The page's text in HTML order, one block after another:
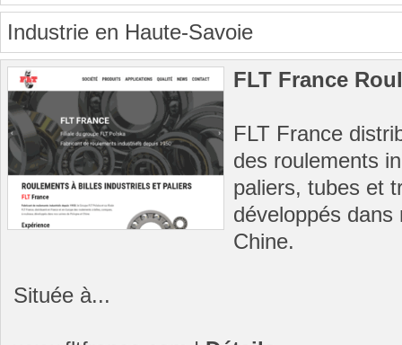
Industrie en Haute-Savoie
FLT France
FLT France
des roulements
paliers, tubes et
développés
Chine.
Située à...